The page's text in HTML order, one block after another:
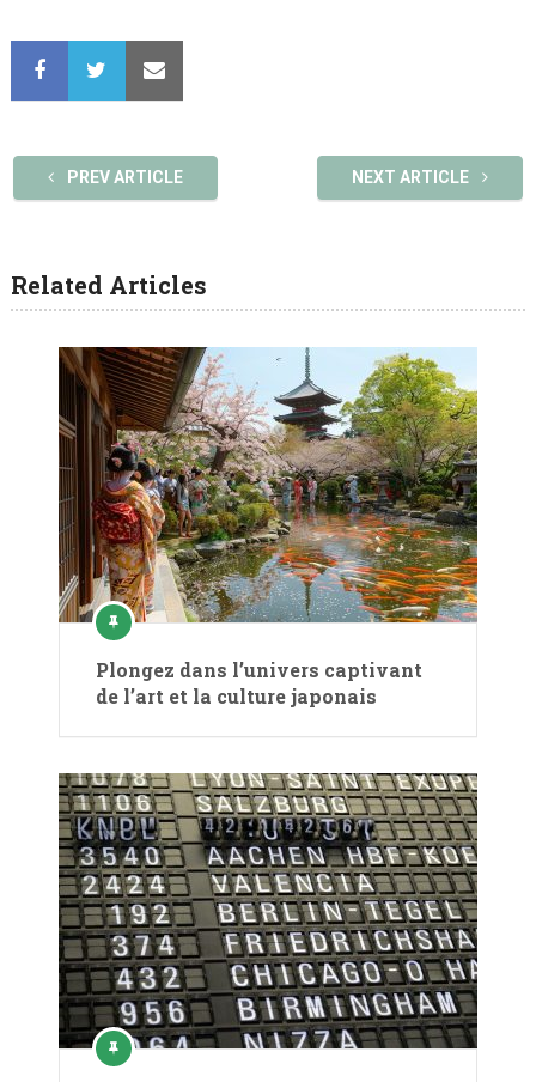
PREV ARTICLE NEXT ARTICLE
Related Articles
Plongez dans l’univers captivant
de l’art et la culture japonais